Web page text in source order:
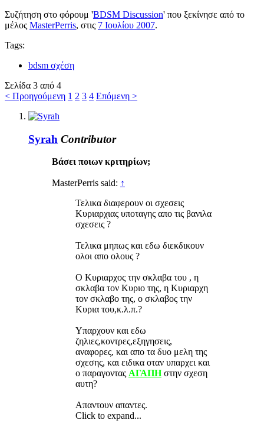
Συζήτηση στο φόρουμ 'BDSM Discussion' που ξεκίνησε από το
μέλος MasterPerris, στις 7 Ιουλίου 2007.
Tags:
bdsm σχέση
Σελίδα 3 από 4
< Προηγούμενη 1 2 3 4 Επόμενη >
Syrah Contributor
Βάσει ποιων κριτηρίων;
MasterPerris said: ↑
Τελικα διαφερουν οι σχεσεις
Κυριαρχιας υποταγης απο τις βανιλα
σχεσεις ?
Τελικα μηπως και εδω διεκδικουν
ολοι απο ολους ?
Ο Κυριαρχος την σκλαβα του , η
σκλαβα τον Κυριο της, η Κυριαρχη
τον σκλαβο της, ο σκλαβος την
Κυρια του,κ.λ.π.?
Υπαρχουν και εδω
ζηλιες,κοντρες,εξηγησεις,
αναφορες, και απο τα δυο μελη της
σχεσης, και ειδικα οταν υπαρχει και
ο παραγοντας ΑΓΑΠΗστην σχεση
αυτη?
Απαντουν απαντες.
Click to expand...